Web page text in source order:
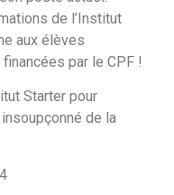
de l’Institut
aux élèves
par le CPF !
Starter pour
de la